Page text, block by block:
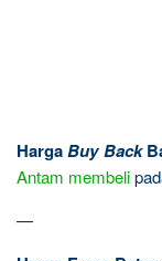
HargaBuy Back
Antam membeli
—